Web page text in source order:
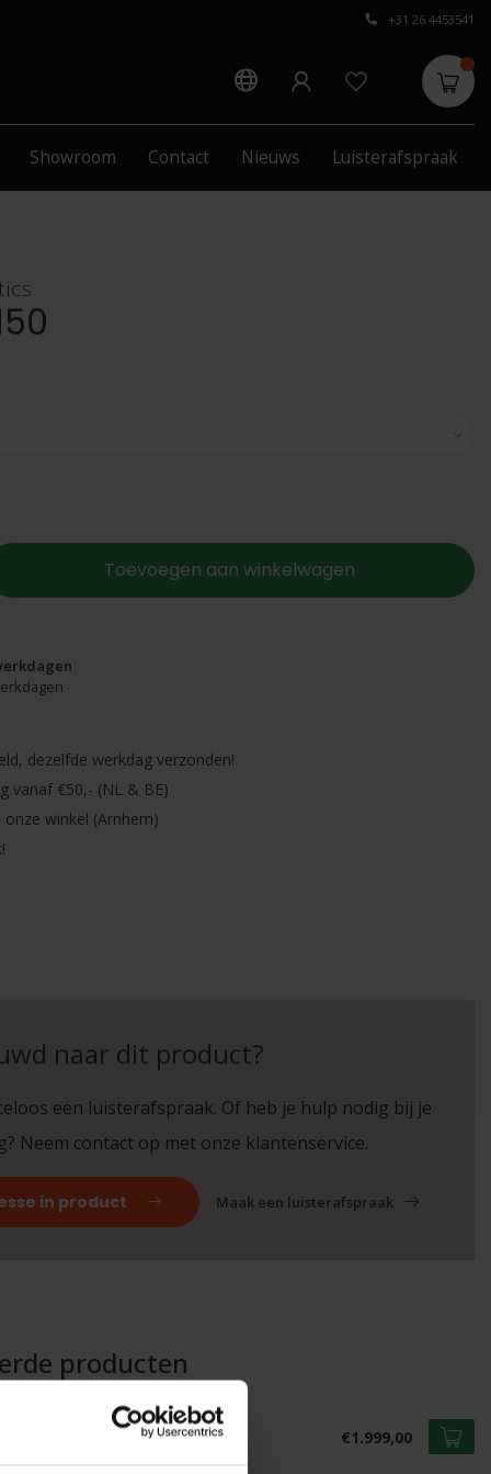
+31 26 4453541
Showroom Contact Nieuws Luisterafspraak
Toevoegen aan winkelwagen
dezelfde werkdag verzonden!
vanaf €50,- (NL & BE)
winkel (Arnhem)
naar dit product?
een luisterafspraak. Of heb je hulp nodig bij je
Neem contact op met onze klantenservice.
in product Maak een luisterafspraak
producten
€1.999,00